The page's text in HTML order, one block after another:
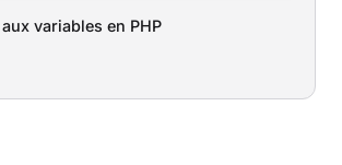
variables en PHP